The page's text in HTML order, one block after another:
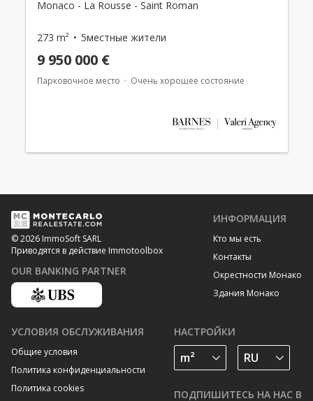
Monaco - La Rousse - Saint Roman
273 m² 5местные жители
9 950 000 €
Парковочное место Очень хорошее состояние
© 2026 ImmoSoft SARL
Приводятся в действие Immotoolbox
OUR BANKING PARTNER
ИНФОРМАЦИЯ
Кто мы есть
Контакты
Окрестности Монако
Здания Монако
УСЛОВИЯ ОБСЛУЖИВАНИЯ
Общие условия
Политика конфиденциальности
Политика cookies
НАСТРОЙКИ
ПОДПИШИТЕСЬ НА НАС В